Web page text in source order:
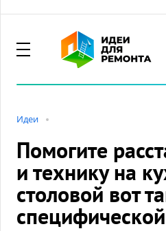
Идеи
Помогите
и технику на
столовой вот